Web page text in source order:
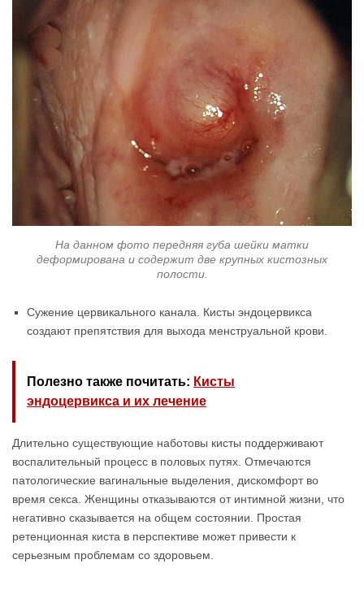
На данном фото передняя губа шейки матки
деформирована и содержит две крупных кистозных
полости.
Сужение цервикального канала. Кисты эндоцервикса
создают препятствия для выхода менструальной крови.
Полезно также почитать: Кисты
эндоцервикса и их лечение
Длительно существующие наботовы кисты поддерживают
воспалительный процесс в половых путях. Отмечаются
патологические вагинальные выделения, дискомфорт во
время секса. Женщины отказываются от интимной жизни, что
негативно сказывается на общем состоянии. Простая
ретенционная киста в перспективе может привести к
серьезным проблемам со здоровьем.